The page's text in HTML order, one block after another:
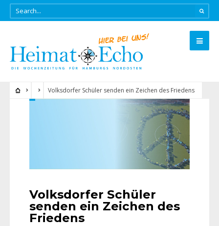
Volksdorfer Schüler senden ein Zeichen des Friedens
Volksdorfer Schüler
senden ein Zeichen des
Friedens